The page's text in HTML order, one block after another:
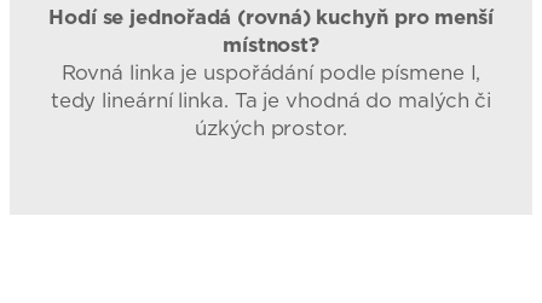
Hodí se jednořadá (rovná) kuchyň pro menší
místnost?
Rovná linka je uspořádání podle písmene I,
tedy lineární linka. Ta je vhodná do malých či
úzkých prostor.